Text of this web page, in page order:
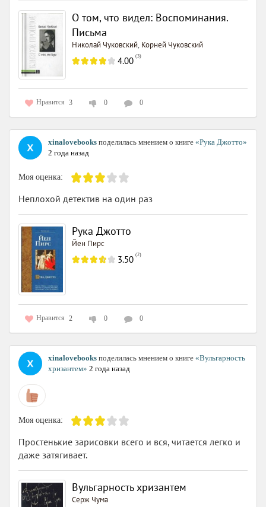
О том, что видел: Воспоминания.
Письма
Николай Чуковский, Корней Чуковский
4.00 (3)
Нравится 3 0 0
xinalovebooks поделилась мнением о книге «Рука Джотто»
2 года назад
Моя оценка:
Неплохой детектив на один раз
Рука Джотто
Йен Пирс
3.50 (2)
Нравится 2 0 0
xinalovebooks поделилась мнением о книге «Вульгарность
хризантем» 2 года назад
Моя оценка:
Простенькие зарисовки всего и вся, читается легко и
даже затягивает.
Вульгарность хризантем
Серж Чума